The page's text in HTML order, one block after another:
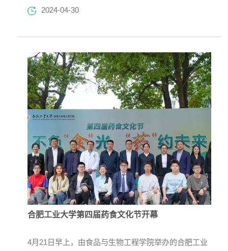
委委员、纪委委员、党支部书记、行政人员参加会议。
央、教育部党组关于开展党纪学习教育的精神，以及学
校党纪学习教育动员部署会议精神，对学院党纪学习教
育进行了部署。他...
2024-04-30
合肥工业大学第四届药食文化节开幕
4月21日早上，由食品与生物工程学院举办的合肥工业